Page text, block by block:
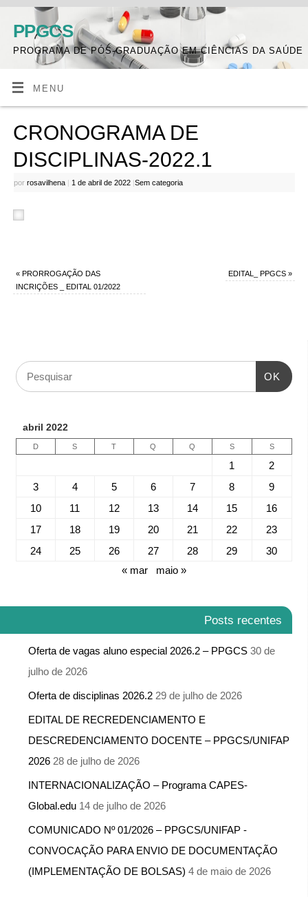
PPGCS
PROGRAMA DE PÓS-GRADUAÇÃO EM CIÊNCIAS DA SAÚDE
MENU
CRONOGRAMA DE
DISCIPLINAS-2022.1
por rosavilhena | 1 de abril de 2022 |Sem categoria
«PRORROGAÇÃO DAS
INCRIÇÕES _ EDITAL 01/2022
EDITAL_ PPGCS»
OK
abril 2022
D S T Q Q S S
1
2
3
4 5 6 7 8
9
10
11 12 13 14 15
16
17
18 19 20 21 22
23
24
25 26 27 28 29
30
« mar
maio »
Posts recentes
Oferta de vagas aluno especial 2026.2 – PPGCS 30 de
julho de 2026
Oferta de disciplinas 2026.2 29 de julho de 2026
EDITAL DE RECREDENCIAMENTO E
DESCREDENCIAMENTO DOCENTE – PPGCS/UNIFAP
2026 28 de julho de 2026
INTERNACIONALIZAÇÃO – Programa CAPES-
Global.edu 14 de julho de 2026
COMUNICADO Nº 01/2026 – PPGCS/UNIFAP -​
CONVOCAÇÃO PARA ENVIO DE DOCUMENTAÇÃO
(IMPLEMENTAÇÃO DE BOLSAS) 4 de maio de 2026